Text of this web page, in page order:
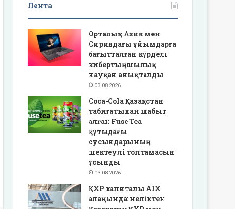
Лента
Орталық Азия мен
Сириядағы ұйымдарға
бағытталған күрделі
кибертыңшылық
науқан анықталды
03.08.2026
Coca-Cola Қазақстан
табиғатынан шабыт
алған Fuse Tea
құтыдағы
сусындарының
шектеулі топтамасын
ұсынды
03.08.2026
ҚХР капиталы AIX
алаңында: неліктен